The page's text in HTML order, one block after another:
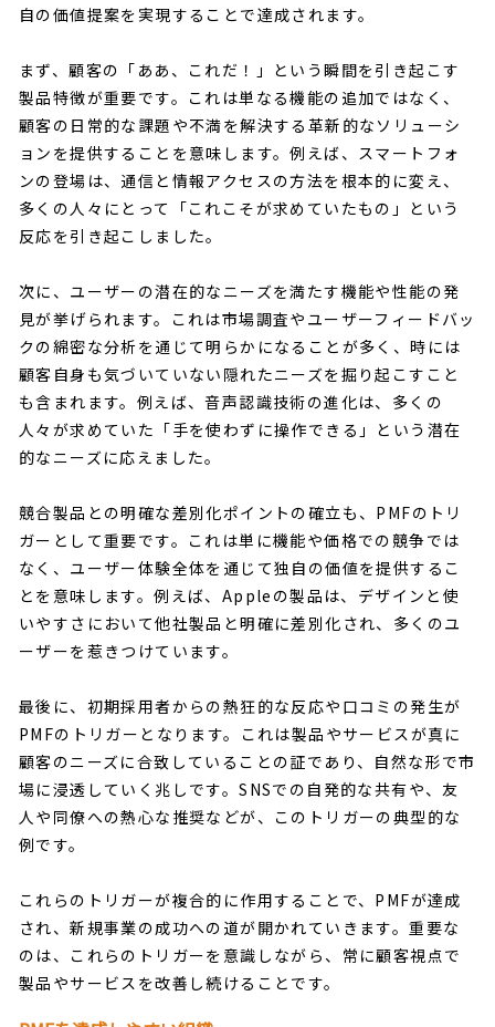
自の価値提案を実現することで達成されます。
まず、顧客の「ああ、これだ！」という瞬間を引き起こす
製品特徴が重要です。これは単なる機能の追加ではなく、
顧客の日常的な課題や不満を解決する革新的なソリューシ
ョンを提供することを意味します。例えば、スマートフォ
ンの登場は、通信と情報アクセスの方法を根本的に変え、
多くの人々にとって「これこそが求めていたもの」という
反応を引き起こしました。
次に、ユーザーの潜在的なニーズを満たす機能や性能の発
見が挙げられます。これは市場調査やユーザーフィードバッ
クの綿密な分析を通じて明らかになることが多く、時には
顧客自身も気づいていない隠れたニーズを掘り起こすこと
も含まれます。例えば、音声認識技術の進化は、多くの
人々が求めていた「手を使わずに操作できる」という潜在
的なニーズに応えました。
競合製品との明確な差別化ポイントの確立も、PMFのトリ
ガーとして重要です。これは単に機能や価格での競争では
なく、ユーザー体験全体を通じて独自の価値を提供するこ
とを意味します。例えば、Appleの製品は、デザインと使
いやすさにおいて他社製品と明確に差別化され、多くのユ
ーザーを惹きつけています。
最後に、初期採用者からの熱狂的な反応や口コミの発生が
PMFのトリガーとなります。これは製品やサービスが真に
顧客のニーズに合致していることの証であり、自然な形で市
場に浸透していく兆しです。SNSでの自発的な共有や、友
人や同僚への熱心な推奨などが、このトリガーの典型的な
例です。
これらのトリガーが複合的に作用することで、PMFが達成
され、新規事業の成功への道が開かれていきます。重要な
のは、これらのトリガーを意識しながら、常に顧客視点で
製品やサービスを改善し続けることです。